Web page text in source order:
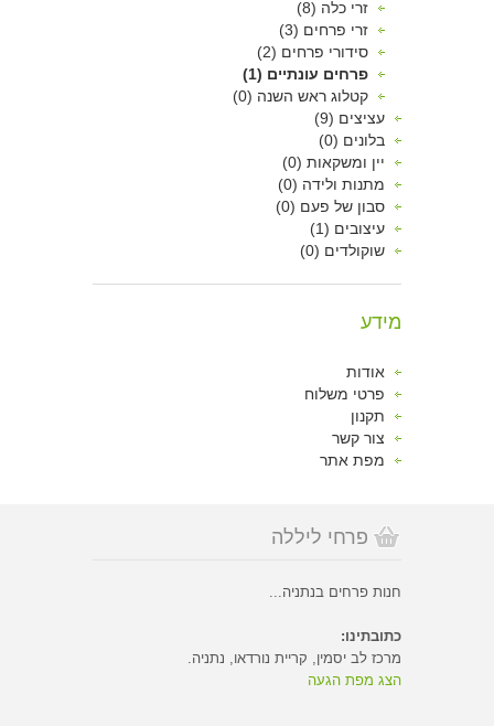
זרי כלה (8)
זרי פרחים (3)
סידורי פרחים (2)
פרחים עונתיים (1)
קטלוג ראש השנה (0)
עציצים (9)
בלונים (0)
יין ומשקאות (0)
מתנות ולידה (0)
סבון של פעם (0)
עיצובים (1)
שוקולדים (0)
מידע
אודות
פרטי משלוח
תקנון
צור קשר
מפת אתר
פרחי ליללה
חנות פרחים בנתניה...
כתובתינו:
מרכז לב יסמין, קריית נורדאו, נתניה.
הצג מפת הגעה